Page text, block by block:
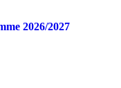
2026/2027